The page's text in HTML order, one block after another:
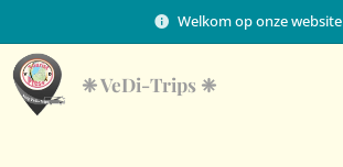
Welkom op onze website
❈VeDi-Trips ❈